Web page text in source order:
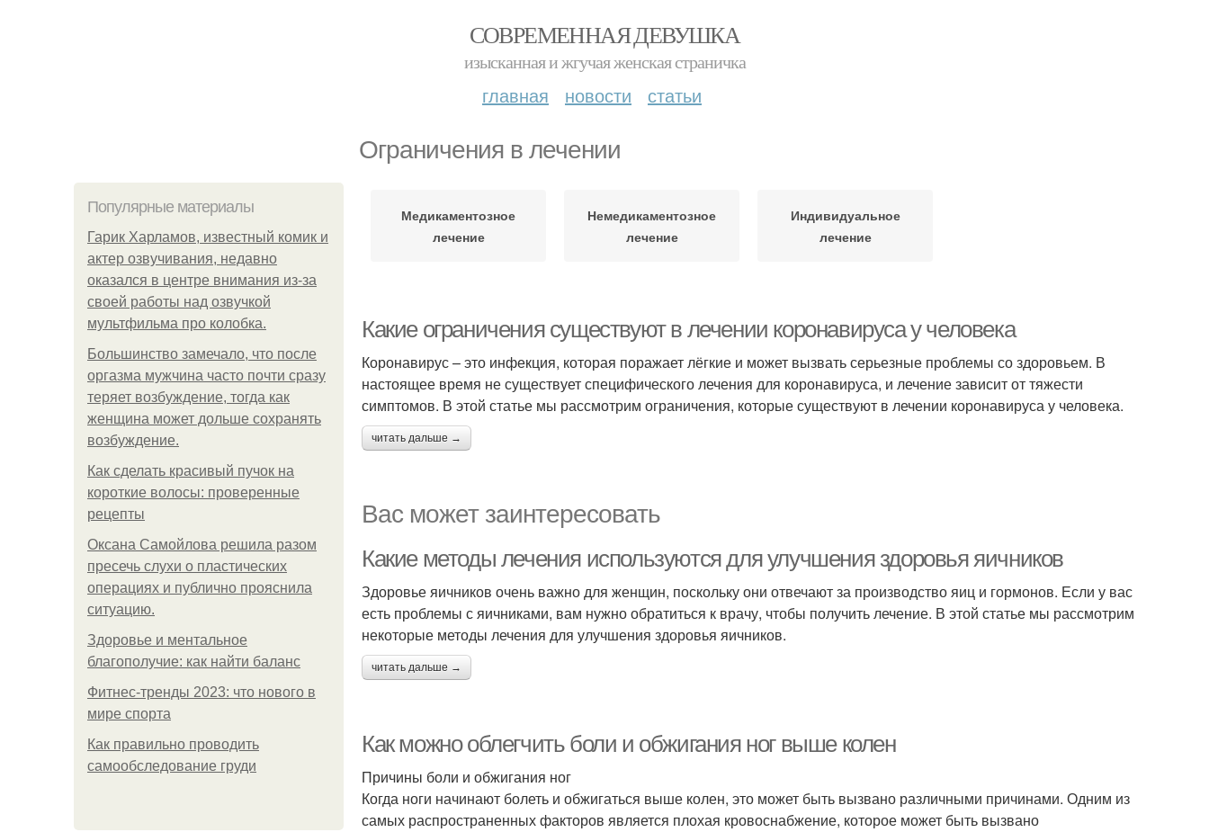
СОВРЕМЕННАЯ ДЕВУШКА
изысканная и жгучая женская страничка
главная новости статьи
Ограничения в лечении
Популярные материалы
Гарик Харламов, известный комик и
актер озвучивания, недавно
оказался в центре внимания из-за
своей работы над озвучкой
мультфильма про колобка.
Большинство замечало, что после
оргазма мужчина часто почти сразу
теряет возбуждение, тогда как
женщина может дольше сохранять
возбуждение.
Как сделать красивый пучок на
короткие волосы: проверенные
рецепты
Оксана Самойлова решила разом
пресечь слухи о пластических
операциях и публично прояснила
ситуацию.
Здоровье и ментальное
благополучие: как найти баланс
Фитнес-тренды 2023: что нового в
мире спорта
Как правильно проводить
самообследование груди
Медикаментозное
лечение
Немедикаментозное
лечение
Индивидуальное
лечение
Какие ограничения существуют в лечении коронавируса у человека
Коронавирус – это инфекция, которая поражает лёгкие и может вызвать серьезные проблемы со здоровьем. В
настоящее время не существует специфического лечения для коронавируса, и лечение зависит от тяжести
симптомов. В этой статье мы рассмотрим ограничения, которые существуют в лечении коронавируса у человека.
читать дальше →
Вас может заинтересовать
Какие методы лечения используются для улучшения здоровья яичников
Здоровье яичников очень важно для женщин, поскольку они отвечают за производство яиц и гормонов. Если у вас
есть проблемы с яичниками, вам нужно обратиться к врачу, чтобы получить лечение. В этой статье мы рассмотрим
некоторые методы лечения для улучшения здоровья яичников.
читать дальше →
Как можно облегчить боли и обжигания ног выше колен
Причины боли и обжигания ног
Когда ноги начинают болеть и обжигаться выше колен, это может быть вызвано различными причинами. Одним из
самых распространенных факторов является плохая кровоснабжение, которое может быть вызвано